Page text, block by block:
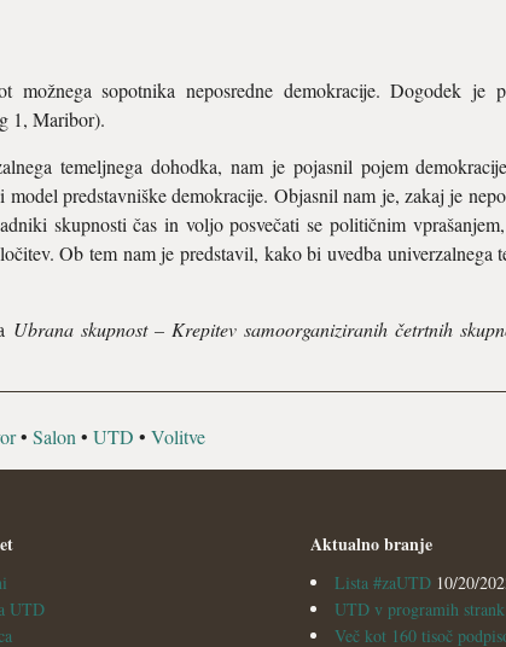
možnega sopotnika neposredne demokracije. Dogodek je
1, Maribor).
temeljnega dohodka, nam je pojasnil pojem
predstavniške demokracije. Objasnil nam je, zakaj je
skupnosti čas in voljo posvečati se političnim
Ob tem nam je predstavil, kako bi uvedba univerzalnega
Ubrana skupnost – Krepitev samoorganiziranih četrtnih
• Salon • UTD • Volitve
UTD
Aktualno branje
Lista #zaUTD 10/20/
UTD v programih strank
Več kot 160 tisoč